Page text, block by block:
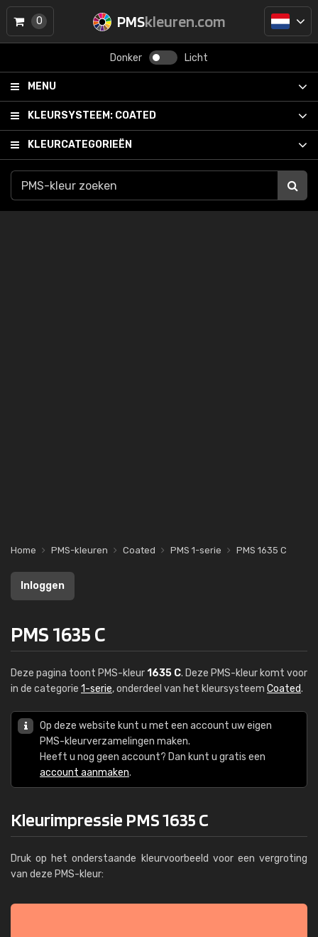
PMSkleuren.com
Donker Licht
MENU
KLEURSYSTEEM: COATED
KLEURCATEGORIEËN
0
Home PMS-kleuren Coated PMS 1-serie PMS 1635 C
Inloggen
PMS 1635 C
Deze pagina toont PMS-kleur1635 C. Deze PMS-kleur komt voor
in de categorie 1-serie, onderdeel van het kleursysteem Coated.
Op deze website kunt u met een account uw eigen
PMS-kleurverzamelingen maken.
Heeft u nog geen account? Dan kunt u gratis een
account aanmaken.
Kleurimpressie PMS 1635 C
Druk op het onderstaande kleurvoorbeeld voor een vergroting
van deze PMS-kleur: